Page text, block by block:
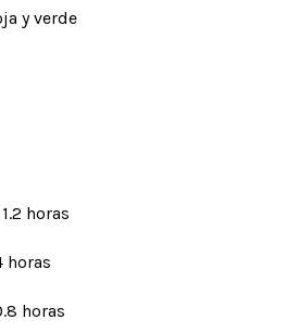
y verde
horas
horas
horas